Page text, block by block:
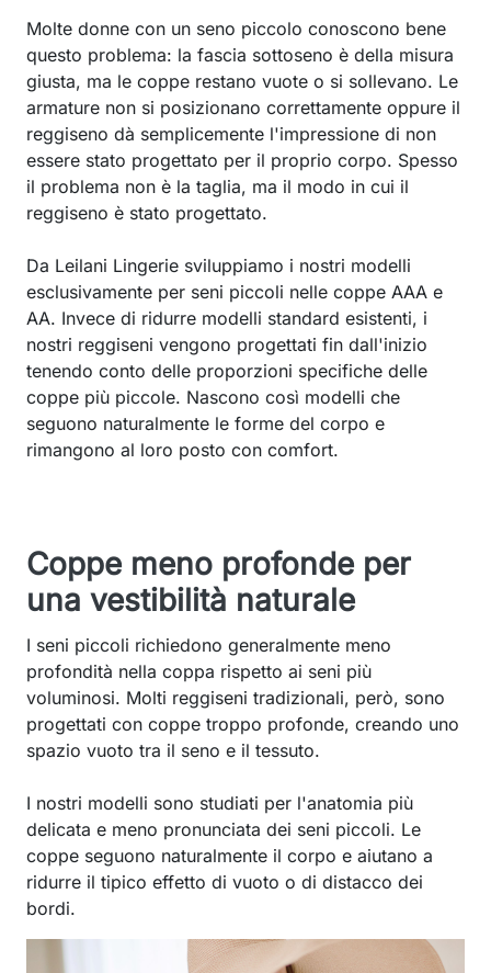
Molte donne con un seno piccolo conoscono bene
questo problema: la fascia sottoseno è della misura
giusta, ma le coppe restano vuote o si sollevano. Le
armature non si posizionano correttamente oppure il
reggiseno dà semplicemente l'impressione di non
essere stato progettato per il proprio corpo. Spesso
il problema non è la taglia, ma il modo in cui il
reggiseno è stato progettato.
Da Leilani Lingerie sviluppiamo i nostri modelli
esclusivamente per seni piccoli nelle coppe AAA e
AA. Invece di ridurre modelli standard esistenti, i
nostri reggiseni vengono progettati fin dall'inizio
tenendo conto delle proporzioni specifiche delle
coppe più piccole. Nascono così modelli che
seguono naturalmente le forme del corpo e
rimangono al loro posto con comfort.
Coppe meno profonde per
una vestibilità naturale
I seni piccoli richiedono generalmente meno
profondità nella coppa rispetto ai seni più
voluminosi. Molti reggiseni tradizionali, però, sono
progettati con coppe troppo profonde, creando uno
spazio vuoto tra il seno e il tessuto.
I nostri modelli sono studiati per l'anatomia più
delicata e meno pronunciata dei seni piccoli. Le
coppe seguono naturalmente il corpo e aiutano a
ridurre il tipico effetto di vuoto o di distacco dei
bordi.